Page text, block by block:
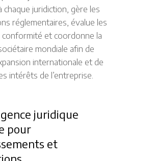
chaque juridiction, gère les
réglementaires, évalue les
conformité et coordonne la
mondiale afin de
internationale et de
intérêts de l’entreprise.
juridique
pour
et